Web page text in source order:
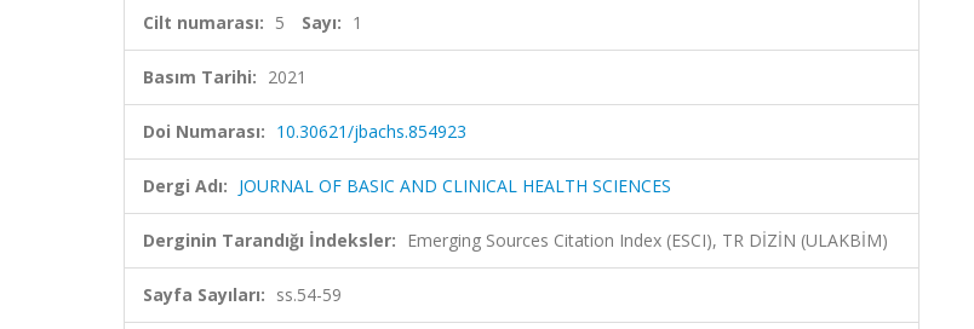
Cilt numarası: 5 Sayı: 1
Basım Tarihi: 2021
Doi Numarası: 10.30621/jbachs.854923
Dergi Adı: JOURNAL OF BASIC AND CLINICAL HEALTH SCIENCES
Derginin Tarandığı İndeksler: Emerging Sources Citation Index (ESCI), TR DİZİN (ULAKBİM)
Sayfa Sayıları: ss.54-59